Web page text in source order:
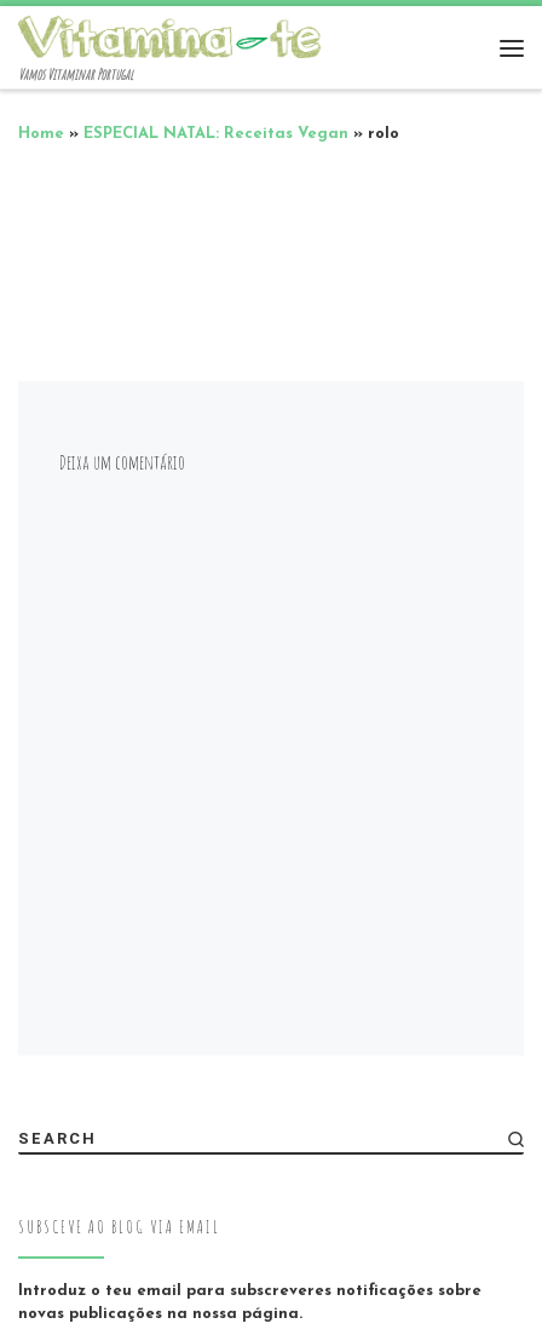
Vamos Vitaminar Portugal
Home » ESPECIAL NATAL: Receitas Vegan » rolo
Deixa um comentário
SEARCH
SUBSCEVE AO BLOG VIA EMAIL
Introduz o teu email para subscreveres notificações sobre
novas publicações na nossa página.